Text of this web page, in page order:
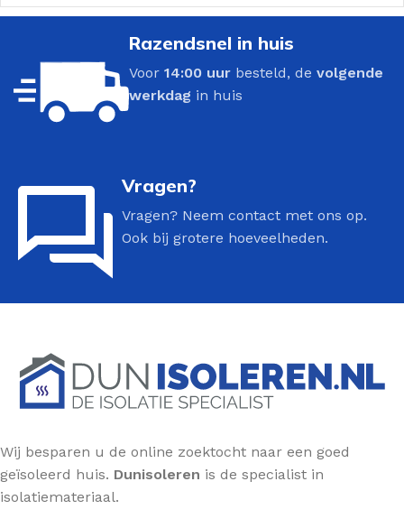
Razendsnel in huis
Voor 14:00 uur besteld, de volgende
werkdag in huis
Vragen?
Vragen? Neem contact met ons op.
Ook bij grotere hoeveelheden.
Wij besparen u de online zoektocht naar een goed
geïsoleerd huis. Dunisoleren is de specialist in
isolatiemateriaal.